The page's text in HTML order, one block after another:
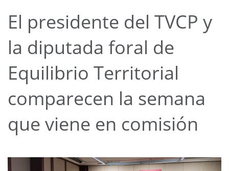
El presidente del TVCP y
la diputada foral de
Equilibrio Territorial
comparecen la semana
que viene en comisión